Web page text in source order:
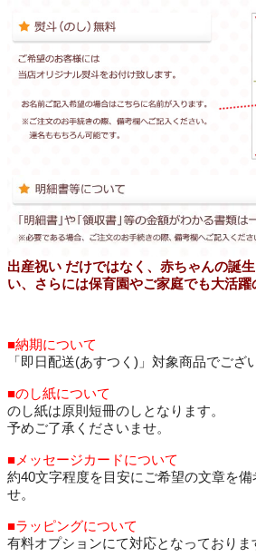
出産祝い だけではなく、赤ちゃんの誕
い、さらには保育園やご家庭でも大活躍
■納期について
「即日配送(あすつく)」対象商品でござ
■のし紙について
のし紙は原則短冊のしとなります。
予めご了承くださいませ。
■メッセージカードについて
約40文字程度を目安にご希望の文章を
せ。
■ラッピングについて
有料オプションにて対応となっておりま